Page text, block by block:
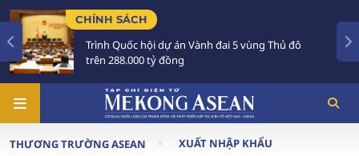
CHÍNH SÁCH
Trình Quốc hội dự án Vành đai 5 vùng Thủ đô
trên 288.000 tỷ đồng
THƯƠNG TRƯỜNG ASEAN XUẤT NHẬP KHẨU